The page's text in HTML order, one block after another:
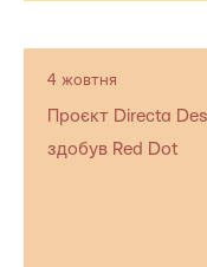
4 жовтня
Проєкт Directa
здобув Red Dot